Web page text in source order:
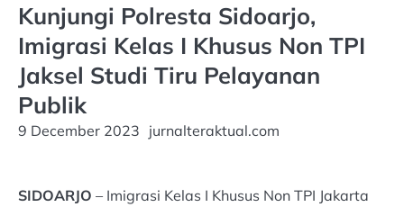
Kunjungi Polresta Sidoarjo,
Imigrasi Kelas I Khusus Non TPI
Jaksel Studi Tiru Pelayanan
Publik
9 December 2023 jurnalteraktual.com
SIDOARJO – Imigrasi Kelas I Khusus Non TPI Jakarta